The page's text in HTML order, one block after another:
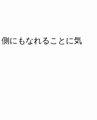
にもなれることに気